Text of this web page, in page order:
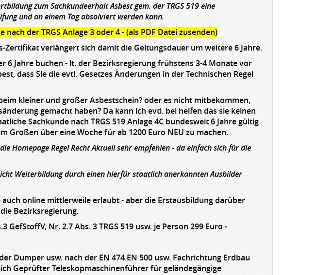
zum Sachkundeerhalt Asbest gem. der TRGS 519 eine
und an einem Tag absolviert werden kann.
der TRGS Anlage 3 oder 4 - (als PDF Datei zusenden)
Zertifikat verlängert sich damit die Geltungsdauer um weitere 6 Jahre.
6 Jahre buchen - lt. der Bezirksregierung frühstens 3-4 Monate vor
dass Sie die evtl. Gesetzes Änderungen in der Technischen Regel
kleiner und großer Asbestschein? oder es nicht mitbekommen,
gemacht haben? Da kann ich evtl. bei helfen das sie keinen
Sachkunde nach TRGS 519 Anlage 4C bundesweit 6 Jahre gültig
Großen über eine Woche für ab 1200 Euro NEU zu machen.
Homepage Regel Recht Aktuell sehr empfehlen - da einfach sich für die
Weiterbildung durch einen hierfür staatlich anerkannten Ausbilder
auch online mittlerweile erlaubt - aber die Erstausbildung darüber
Bezirksregierung.
GefStoffV, Nr. 2.7 Abs. 3 TRGS 519 usw. je Person 299 Euro -
Dumper usw. nach der EN 474 EN 500 usw. Fachrichtung Erdbau
Geprüfter Teleskopmaschinenführer für geländegängige